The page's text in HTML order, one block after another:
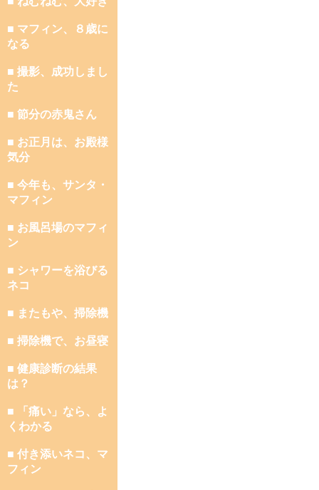
■ マフィン、８歳に
なる
■ 撮影、成功しまし
た
■ 節分の赤鬼さん
■ お正月は、お殿様
気分
■ 今年も、サンタ・
マフィン
■ お風呂場のマフィ
ン
■ シャワーを浴びる
ネコ
■ またもや、掃除機
■ 掃除機で、お昼寝
■ 健康診断の結果
は？
■ 「痛い」なら、よ
くわかる
■ 付き添いネコ、マ
フィン